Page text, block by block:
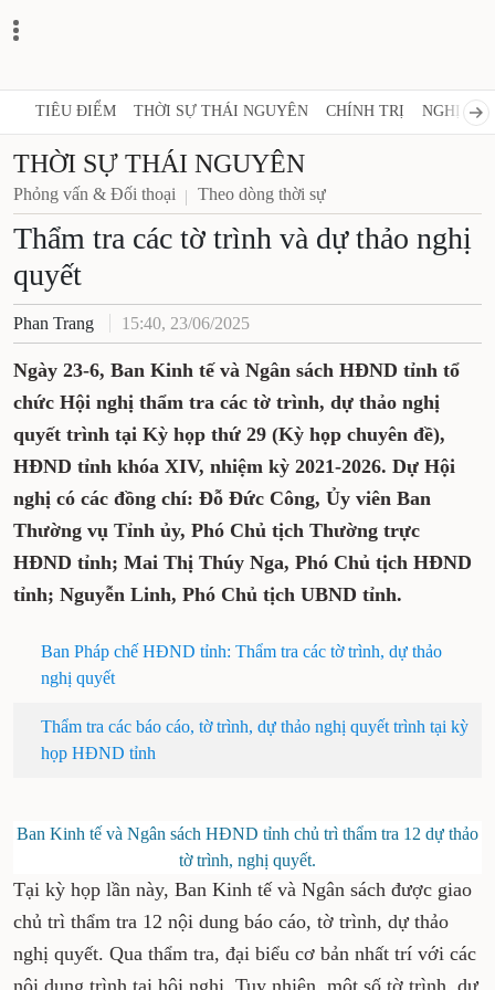
TIÊU ĐIỂM THỜI SỰ THÁI NGUYÊN CHÍNH TRỊ NGHỊ
THỜI SỰ THÁI NGUYÊN
Phỏng vấn & Đối thoại Theo dòng thời sự
Thẩm tra các tờ trình và dự thảo nghị
quyết
Phan Trang 15:40, 23/06/2025
Ngày 23-6, Ban Kinh tế và Ngân sách HĐND tỉnh tổ
chức Hội nghị thẩm tra các tờ trình, dự thảo nghị
quyết trình tại Kỳ họp thứ 29 (Kỳ họp chuyên đề),
HĐND tỉnh khóa XIV, nhiệm kỳ 2021-2026. Dự Hội
nghị có các đồng chí: Đỗ Đức Công, Ủy viên Ban
Thường vụ Tỉnh ủy, Phó Chủ tịch Thường trực
HĐND tỉnh; Mai Thị Thúy Nga, Phó Chủ tịch HĐND
tỉnh; Nguyễn Linh, Phó Chủ tịch UBND tỉnh.
Ban Pháp chế HĐND tỉnh: Thẩm tra các tờ trình, dự thảo
nghị quyết
Thẩm tra các báo cáo, tờ trình, dự thảo nghị quyết trình tại kỳ
họp HĐND tỉnh
Ban Kinh tế và Ngân sách HĐND tỉnh chủ trì thẩm tra 12 dự thảo
tờ trình, nghị quyết.
Tại kỳ họp lần này, Ban Kinh tế và Ngân sách được giao
chủ trì thẩm tra 12 nội dung báo cáo, tờ trình, dự thảo
nghị quyết. Qua thẩm tra, đại biểu cơ bản nhất trí với các
nội dung trình tại hội nghị. Tuy nhiên, một số tờ trình, dự